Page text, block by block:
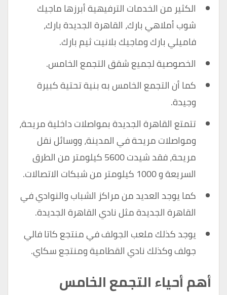
الكثير من الخدمات الترفيهية أبرزها ماجيك
شوب أملاهي بارك، القاهرة الجديدة بارك،
فاميلي بارك وماجيك بلانيت ثيم بارك.
الخصوصية لجميع شقق التجمع الخامس.
كما أن التجمع الخامس به بنية تحتية كبيرة
وجيدة.
تتمتع القاهرة الجديدة بمواصلات داخلية مريحة،
ومواصلات مريحة في المدينة، ووسائل نقل
مريحة، فقد شيدت 5600 كيلومتر من الطرق
السريعة و 1000 كيلومتر من شبكات الاتصالات.
كما يوجد العديد من مراكز الشباب والنوادي في
القاهرة الجديدة مثل نادي القاهرة الجديدة.
يوجد كذلك ملعب الجولف في منتجع كاتا فالي
جولف وكذلك نادي القطامية ومنتجع سكاي.
أهم أحياء التجمع الخامس